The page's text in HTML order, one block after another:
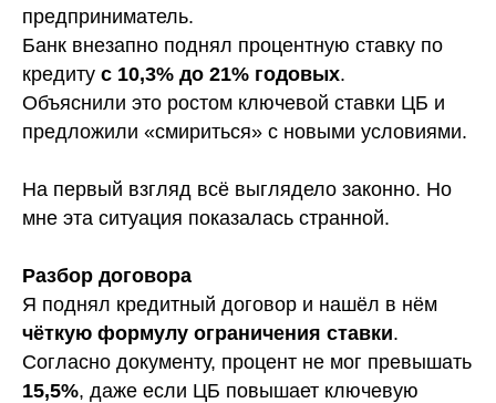
предприниматель.
Банк внезапно поднял процентную ставку по
кредиту с 10,3% до 21% годовых.
Объяснили это ростом ключевой ставки ЦБ и
предложили «смириться» с новыми условиями.
На первый взгляд всё выглядело законно. Но
мне эта ситуация показалась странной.
Разбор договора
Я поднял кредитный договор и нашёл в нём
чёткую формулу ограничения ставки.
Согласно документу, процент не мог превышать
15,5%, даже если ЦБ повышает ключевую